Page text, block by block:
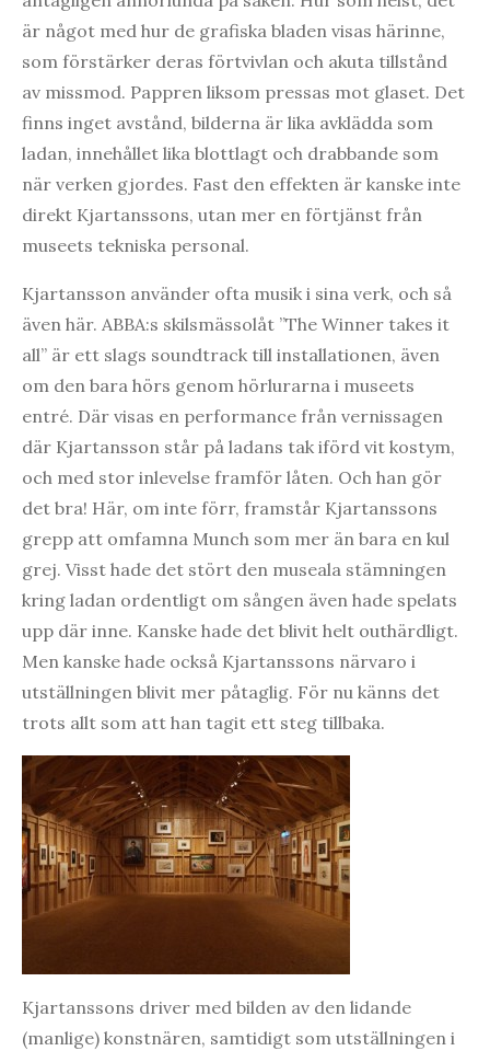
är något med hur de grafiska bladen visas härinne,
som förstärker deras förtvivlan och akuta tillstånd
av missmod. Pappren liksom pressas mot glaset. Det
finns inget avstånd, bilderna är lika avklädda som
ladan, innehållet lika blottlagt och drabbande som
när verken gjordes. Fast den effekten är kanske inte
direkt Kjartanssons, utan mer en förtjänst från
museets tekniska personal.
Kjartansson använder ofta musik i sina verk, och så
även här. ABBA:s skilsmässolåt ”The Winner takes it
all” är ett slags soundtrack till installationen, även
om den bara hörs genom hörlurarna i museets
entré. Där visas en performance från vernissagen
där Kjartansson står på ladans tak iförd vit kostym,
och med stor inlevelse framför låten. Och han gör
det bra! Här, om inte förr, framstår Kjartanssons
grepp att omfamna Munch som mer än bara en kul
grej. Visst hade det stört den museala stämningen
kring ladan ordentligt om sången även hade spelats
upp där inne. Kanske hade det blivit helt outhärdligt.
Men kanske hade också Kjartanssons närvaro i
utställningen blivit mer påtaglig. För nu känns det
trots allt som att han tagit ett steg tillbaka.
Kjartanssons driver med bilden av den lidande
(manlige) konstnären, samtidigt som utställningen i